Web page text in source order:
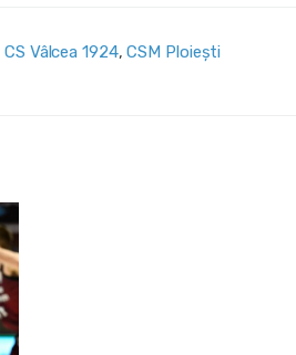
CS Vâlcea 1924,CSM Ploiești